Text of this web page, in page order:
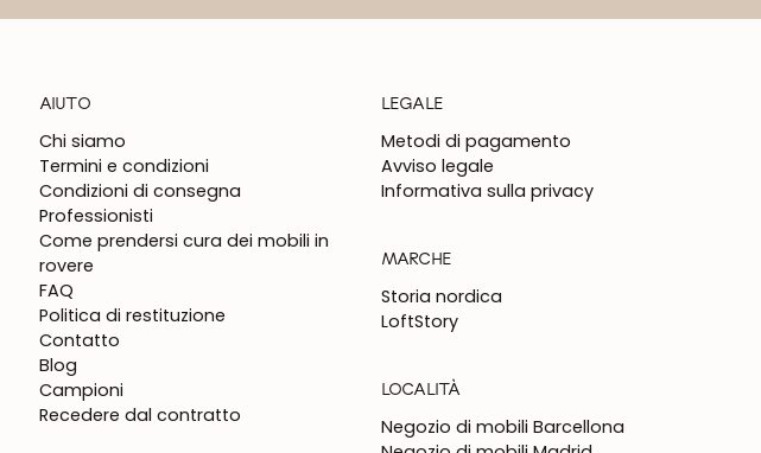
AIUTO
Chi siamo
Termini e condizioni
Condizioni di consegna
Professionisti
Come prendersi cura dei mobili in
rovere
FAQ
Politica di restituzione
Contatto
Blog
Campioni
Recedere dal contratto
LEGALE
Metodi di pagamento
Avviso legale
Informativa sulla privacy
MARCHE
Storia nordica
LoftStory
LOCALITÀ
Negozio di mobili Barcellona